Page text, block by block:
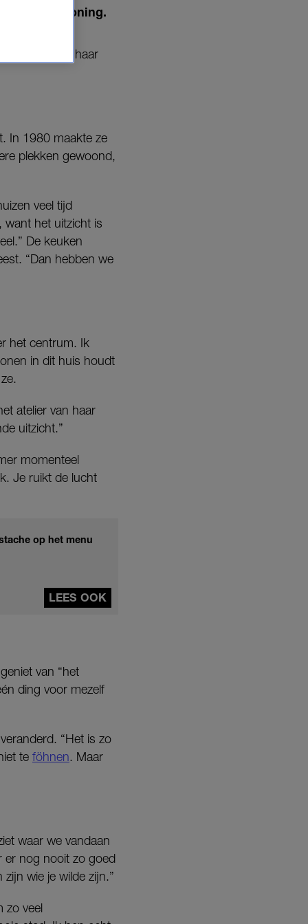
woning.
is dol op haar
In 1980 maakte ze
plekken gewoond,
veel tijd
want het uitzicht is
De keuken
“Dan hebben we
het centrum. Ik
in dit huis houdt
atelier van haar
uitzicht.”
momenteel
Je ruikt de lucht
op het menu
LEES OOK
van “het
ding voor mezelf
“Het is zo
te föhnen. Maar
waar we vandaan
er nog nooit zo goed
wie je wilde zijn.”
zo veel